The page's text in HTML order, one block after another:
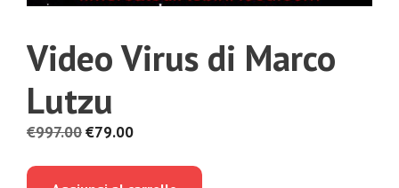
Video Virus di Marco
Lutzu
€997.00Il
€79.00Il